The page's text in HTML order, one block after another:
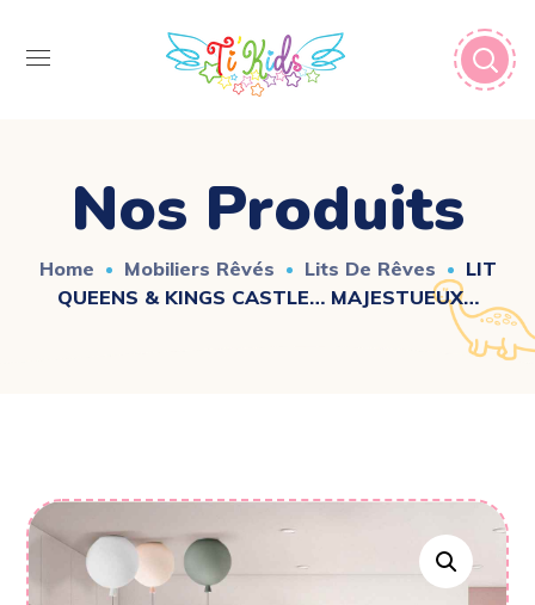
Nos Produits
Home Mobiliers Rêvés Lits De Rêves
LIT
QUEENS & KINGS CASTLE… MAJESTUEUX…